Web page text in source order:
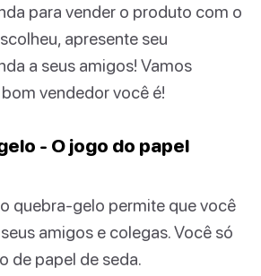
para vender o produto com o
apresente seu
a seus amigos! Vamos
vendedor você é!
- O jogo do papel
quebra-gelo permite que você
amigos e colegas. Você só
de papel de seda.